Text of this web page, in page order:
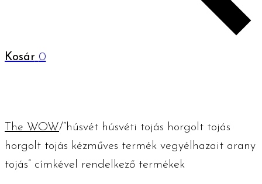
Kosár 0
The WOW/“húsvét húsvéti tojás horgolt tojás
horgolt tojás kézműves termék vegyélhazait arany
tojás” címkével rendelkező termékek